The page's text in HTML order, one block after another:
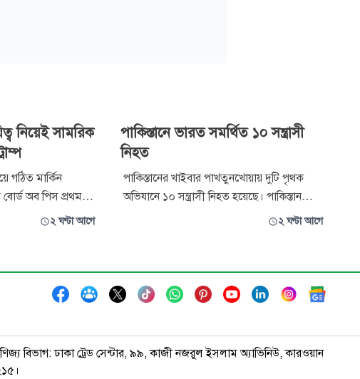
নিয়েই সামরিক
গঠিত মার্কিন
বোর্ড অব পিস প্রথম
তবে ধ্বংসস্তূপে পরিণত
সম্পর্কে অবগত
২ ঘণ্টা আগে
পাকিস্তানে ভারত সমর্থিত ১০ সন্ত্রাসী
নিহত
পাকিস্তানের খাইবার পাখতুনখোয়ায় দুটি পৃথক
অভিযানে ১০ সন্ত্রাসী নিহত হয়েছে। পাকিস্তান
সেনাবাহিনীর গণমাধ্যম শাখা আন্তঃবাহিনী
একদিন আগে খাইবার পাখতুনখোয়ায় দুটি পৃথক
সংঘর্ষে ১০ জন সন্ত্রাসী নিহত হয়েছে।
২ ঘণ্টা আগে
বিভাগ: ঢাকা ট্রেড সেন্টার, ৯৯, কাজী নজরুল ইসলাম অ্যাভিনিউ, কারওয়ান